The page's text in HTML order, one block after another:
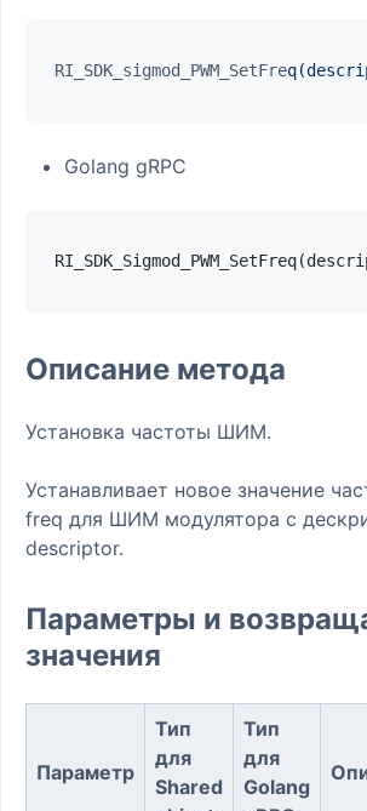
RI_SDK_sigmod_PWM_SetFre
Golang gRPC
Описание метода
Установка частоты ШИМ.
Устанавливает новое значение
freq для ШИМ модулятора с
descriptor.
Параметры и
значения
Параметр
Тип
для
Shared
Тип
для
Golang